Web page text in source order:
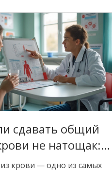
они могут показать и
Разбираемся,
проблемы на ранней
здоровье.
сдавать общий
не натощак:
и советы
крови — одно из самых